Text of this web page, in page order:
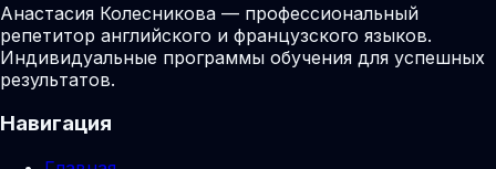
Анастасия Колесникова — профессиональный
репетитор английского и французского языков.
Индивидуальные программы обучения для успешных
результатов.
Навигация